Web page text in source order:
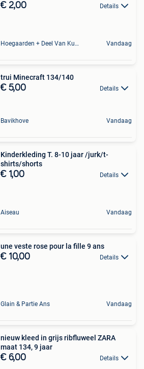
€ 2,00 Details
Hoegaarden + Deel Van Kumtich + Deel Van Tienen Vandaag
trui Minecraft 134/140
€ 5,00 Details
Bavikhove Vandaag
Kinderkleding T. 8-10 jaar /jurk/t-
shirts/shorts
€ 1,00 Details
Aiseau Vandaag
une veste rose pour la fille 9 ans
€ 10,00 Details
Glain & Partie Ans Vandaag
nieuw kleed in grijs ribfluweel ZARA
maat 134, 9 jaar
€ 6,00 Details